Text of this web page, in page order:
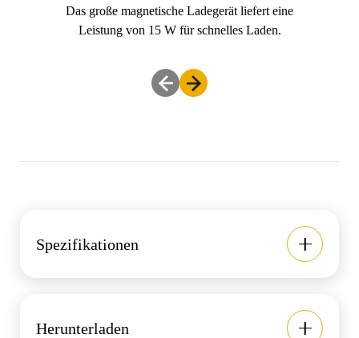
Das große magnetische Ladegerät liefert eine
Leistung von 15 W für schnelles Laden.
Spezifikationen
Herunterladen